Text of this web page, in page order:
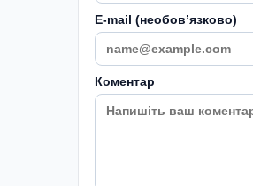
E-mail (необовʼязково)
Коментар